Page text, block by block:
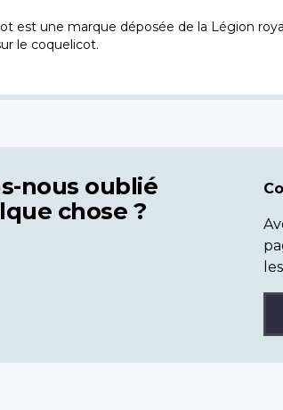
est une marque déposée de la Légion
le coquelicot.
nous oublié
chose ?